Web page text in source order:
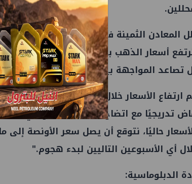
المعادن الثمينة في شركة "ناتيكس"، إنه
النزاعات السابقة، قد ترتفع أسعار الذهب بنسبة
المواجهة بين الحكومة الأمريكية
الأسعار خلال الأسبوعين الأولين. بعد
تدريجيًا مع اتضاح تداعيات الوضع في